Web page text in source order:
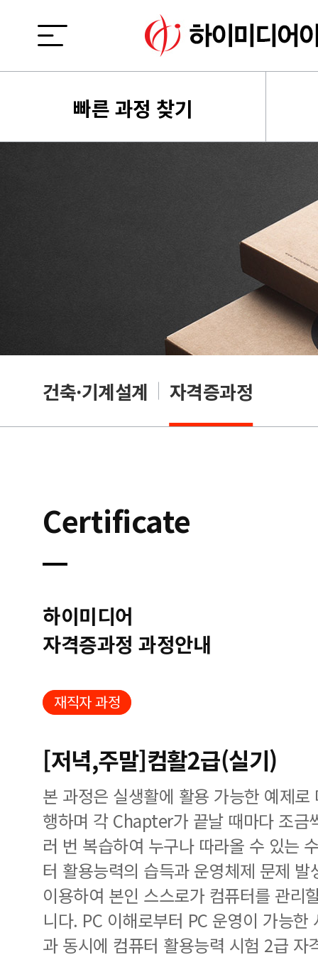
빠른 과정 찾기
건축·기계설계 자격증과정
Certificate
하이미디어
자격증과정 과정안내
재직자 과정
[저녁,주말]컴활2급(실기)
본 과정은 실생활에 활용 가능한 예제
행하며 각 Chapter가 끝날 때마다 조금
러 번 복습하여 누구나 따라올 수 있는
터 활용능력의 습득과 운영체제 문제
이용하여 본인 스스로가 컴퓨터를 관리
니다. PC 이해로부터 PC 운영이 가능
과 동시에 컴퓨터 활용능력 시험 2급 자